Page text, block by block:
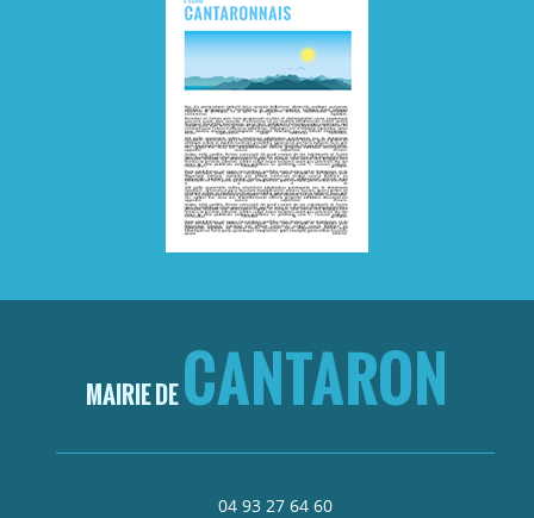
MAIRIE DECANTARON
04 93 27 64 60